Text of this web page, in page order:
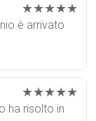
★★★★★
è arrivato
★★★★★
ha risolto in